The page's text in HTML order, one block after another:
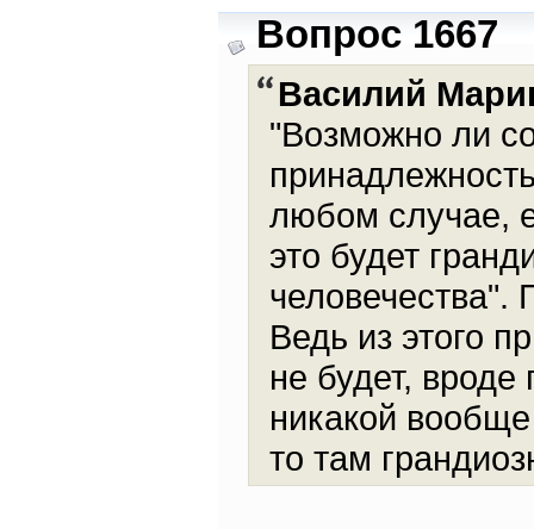
Вопрос 1667
Василий
"Возможно ли
любом случае,
это будет
Ведь из этого
не будет,
никакой
то там